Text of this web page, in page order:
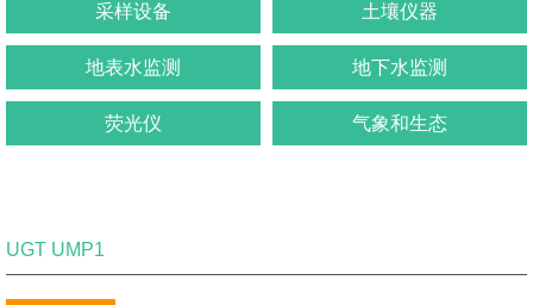
采样设备 土壤仪器
地表水监测 地下水监测
荧光仪 气象和生态
UGT UMP1